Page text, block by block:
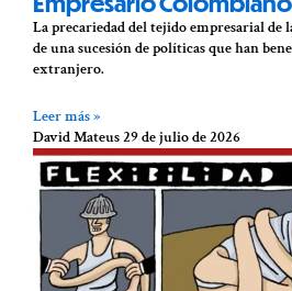
La precariedad del tejido empresarial de
de una sucesión de políticas que han
extranjero.
Leer más »
David Mateus29 de julio de 2026